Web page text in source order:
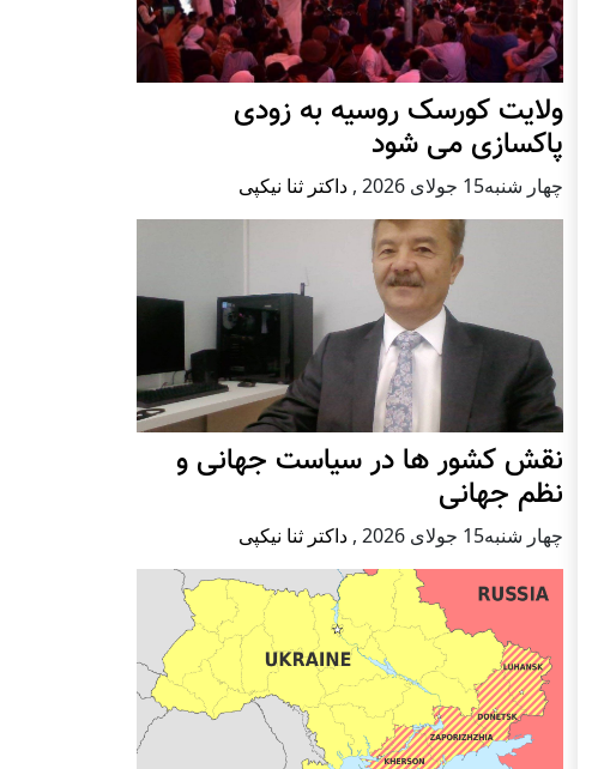
ولایت کورسک روسیه به زودی
پاکسازی می شود
چهار شنبه15 جولای 2026 , داکتر ثنا نیکپی
نقش کشور ها در سیاست جهانی و
نظم جهانی
چهار شنبه15 جولای 2026 , داکتر ثنا نیکپی